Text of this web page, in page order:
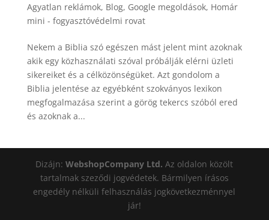
Agyatlan reklámok, Blog, Google megoldások, Homár
mini - fogyasztóvédelmi rovat
Nekem a Biblia szó egészen mást jelent mint azoknak
akik egy közhasználati szóval próbálják elérni üzleti
sikereiket és a célközönségüket. Azt gondolom a
Biblia jelentése az egyébként szokványos lexikon
megfogalmazása szerint a görög tekercs szóból ered
és azoknak a...
Dizájn:WebshopCompany Ltd.Az oldalon közölt
tartalmak szeződi jogvédetek. Bármilyen írásos
engedély nélküli felhasználás jogkövetkezménnyel
jár!